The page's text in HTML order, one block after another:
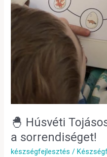
🐣 Húsvéti
a sorrendiséget!
készségfejlesztés /